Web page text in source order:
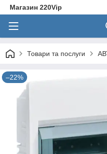
Магазин 220Vip
Товари та послуги
–22%